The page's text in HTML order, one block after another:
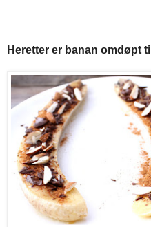
Heretter er banan omdøpt til